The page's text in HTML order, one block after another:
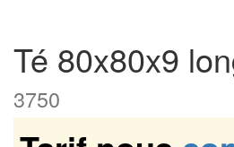
Té 80x80x9
3750